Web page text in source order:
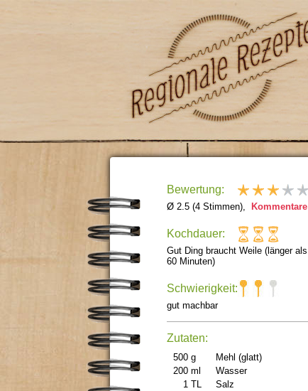
Bewertung:
Ø 2.5 (4 Stimmen), Kommentare
Kochdauer:
Gut Ding braucht Weile (länger als
60 Minuten)
Schwierigkeit:
gut machbar
Zutaten:
500 g
Mehl (glatt)
200 ml
Wasser
1 TL
Salz